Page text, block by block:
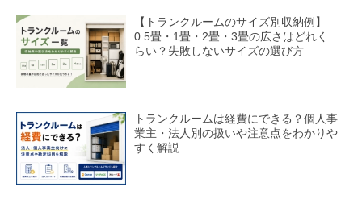
【トランクルームのサイズ別収納例】
0.5畳・1畳・2畳・3畳の広さはどれく
らい？失敗しないサイズの選び方
トランクルームは経費にできる？個人事
業主・法人別の扱いや注意点をわかりや
すく解説